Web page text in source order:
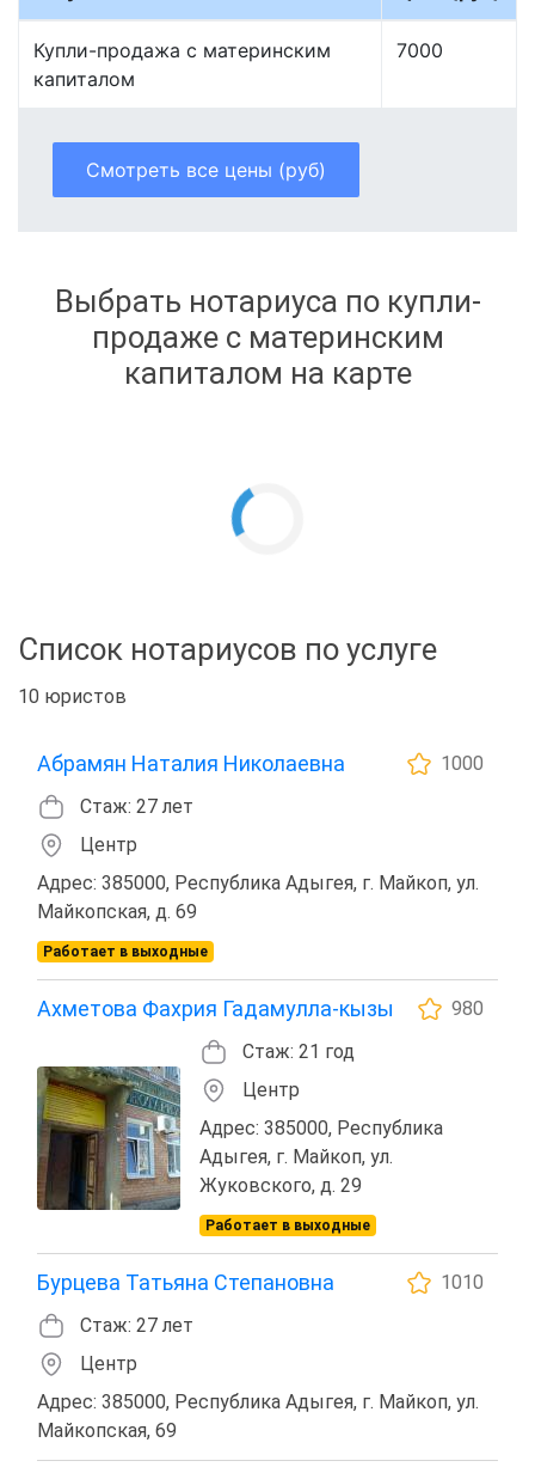
Купли-продажа с материнским
капиталом
7000
Смотреть все цены (руб)
Выбрать нотариуса по купли-
продаже с материнским
капиталом на карте
Список нотариусов по услуге
10 юристов
Абрамян Наталия Николаевна
1000
Стаж: 27 лет
Центр
Адрес: 385000, Республика Адыгея, г. Майкоп, ул.
Майкопская, д. 69
Работает в выходные
Ахметова Фахрия Гадамулла-кызы
980
Стаж: 21 год
Центр
Адрес: 385000, Республика
Адыгея, г. Майкоп, ул.
Жуковского, д. 29
Работает в выходные
Бурцева Татьяна Степановна
1010
Стаж: 27 лет
Центр
Адрес: 385000, Республика Адыгея, г. Майкоп, ул.
Майкопская, 69